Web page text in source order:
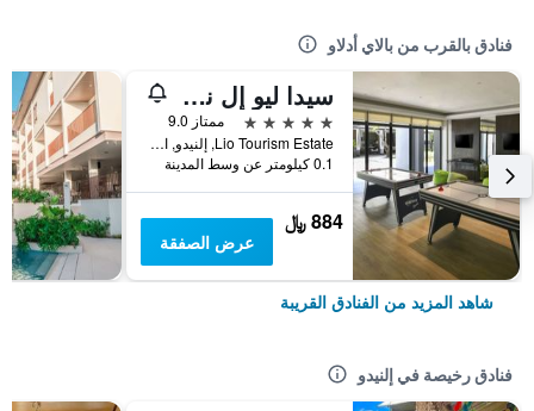
فنادق بالقرب من بالاي أدلاو
سيدا ليو إل نيدو بالاوان
5 نجوم
ممتاز 9.0
Lio Tourism Estate, إلنيدو, الفلبين
0.1 كيلومتر عن وسط المدينة
884 ﷼
عرض الصفقة
شاهد المزيد من الفنادق القريبة
فنادق رخيصة في إلنيدو